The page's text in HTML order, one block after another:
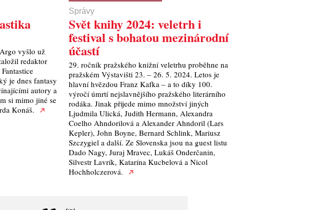
vyšlo už
redaktor
je dnes fantasy
autory a
si mimo jiné se
Konáš.
Správy
Svět knihy 2024: veletrh i
festival s bohatou mezinárodní
účastí
29. ročník pražského knižní veletrhu proběhne na
pražském Výstavišti 23. – 26. 5. 2024. Letos je
hlavní hvězdou Franz Kafka – a to díky 100.
výročí úmrtí nejslavnějšího pražského literárního
rodáka. Jinak přijede mimo množství jiných
Ljudmila Ulická, Judith Hermann, Alexandra
Coelho Ahndorilová a Alexander Ahndoril (Lars
Kepler), John Boyne, Bernard Schlink, Mariusz
Szczygiel a další. Ze Slovenska jsou na guest listu
Dado Nagy, Juraj Mravec, Lukáš Onderčanin,
Silvestr Lavrík, Katarína Kucbelová a Nicol
Hochholczerová.